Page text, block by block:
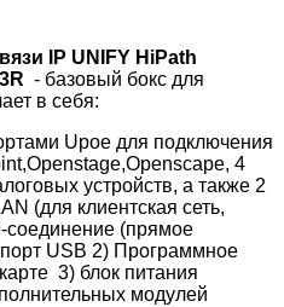
IP UNIFY HiPath
- базовый бокс для
в себя:
Upoe для подключения
4
устройств, а также 2
(для клиентская сеть,
соединение (прямое
USB 2) Программное
3) блок питания
модулей